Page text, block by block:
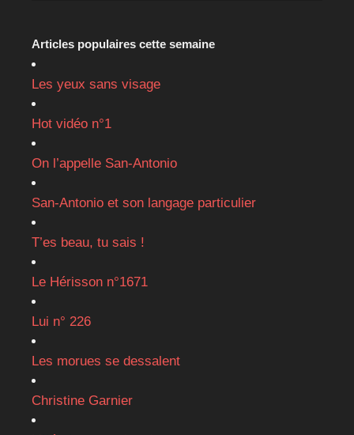
Articles populaires cette semaine
Les yeux sans visage
Hot vidéo n°1
On l’appelle San-Antonio
San-Antonio et son langage particulier
T’es beau, tu sais !
Le Hérisson n°1671
Lui n° 226
Les morues se dessalent
Christine Garnier